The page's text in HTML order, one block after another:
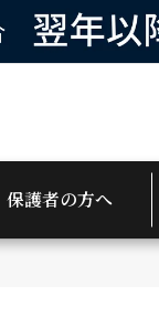
保護者の方へ